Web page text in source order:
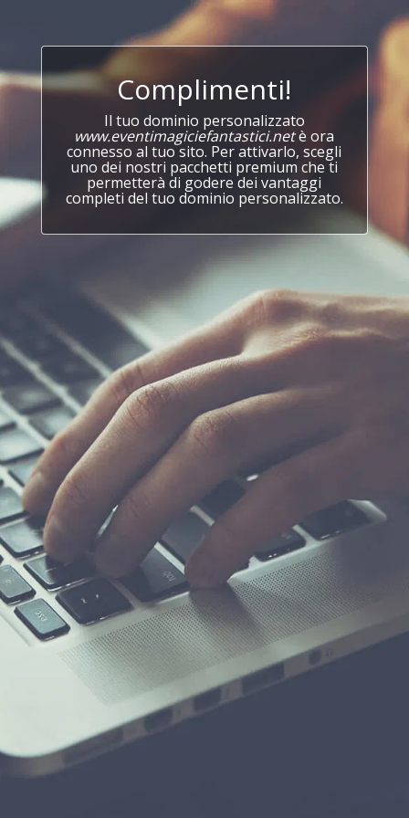
Complimenti!
Il tuo dominio personalizzato
www.eventimagiciefantastici.netè ora
connesso al tuo sito. Per attivarlo, scegli
uno dei nostri pacchetti premium che ti
permetterà di godere dei vantaggi
completi del tuo dominio personalizzato.